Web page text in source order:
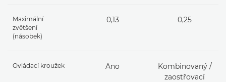
Maximální
zvětšení
(násobek)
0,13 0,25
Ovládací kroužek Ano
Kombinovaný /
zaostřovací